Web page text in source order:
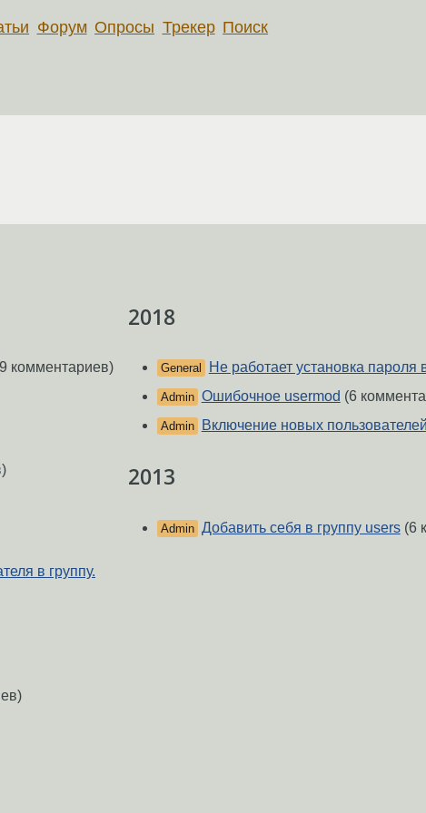
Форум Опросы Трекер Поиск
комментариев)
в группу.
2018
General Не работает установка пароля
Admin Ошибочное usermod (6
Admin Включение новых
2013
Admin Добавить себя в группу users(6